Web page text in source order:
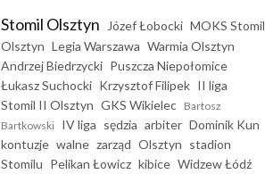
Stomil Olsztyn Józef Łobocki MOKS Stomil
Olsztyn Legia Warszawa Warmia Olsztyn
Andrzej Biedrzycki Puszcza Niepołomice
Łukasz Suchocki Krzysztof Filipek II liga
Stomil II Olsztyn GKS Wikielec Bartosz
Bartkowski IV liga sędzia arbiter Dominik Kun
kontuzje walne zarząd Olsztyn stadion
Stomilu Pelikan Łowicz kibice Widzew Łódź